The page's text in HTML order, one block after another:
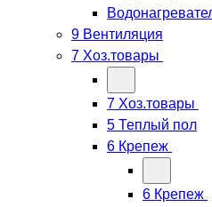
9 Вентиляция
7 Хоз.товары
7 Хоз.товары
5 Теплый пол
6 Крепеж
6 Крепеж